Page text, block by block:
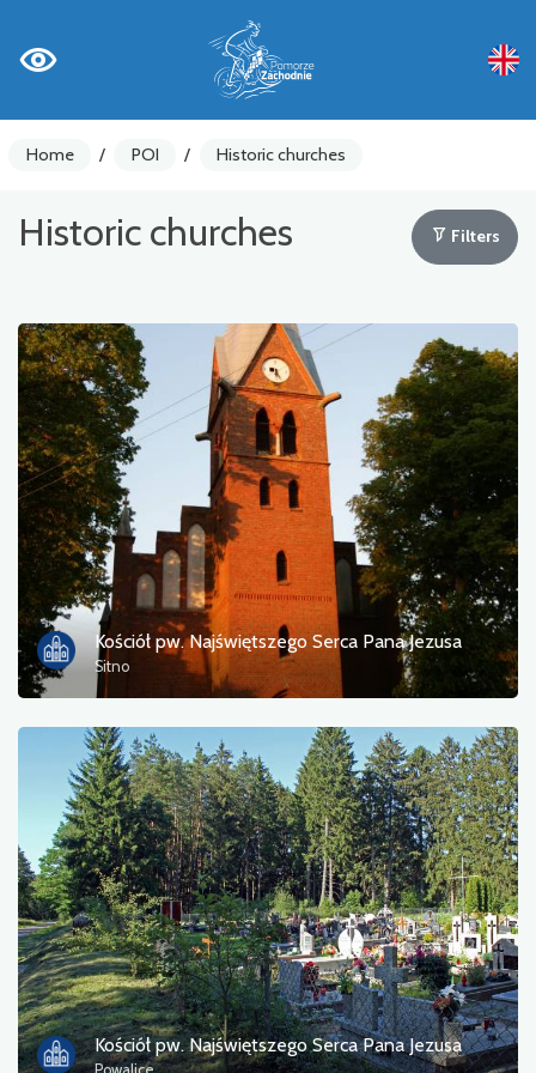
Home / POI / Historic churches
Historic churches Filters
Kościół pw. Najświętszego Serca Pana Jezusa
Sitno
Kościół pw. Najświętszego Serca Pana Jezusa
Bike counters
Warnings
Places of Interest
Gastronomy
Tourist information
Bathing areas
Culture and entertainment
Resting place
Military
Museum
Accommodation
Campsites
Monuments, sculptures, murals